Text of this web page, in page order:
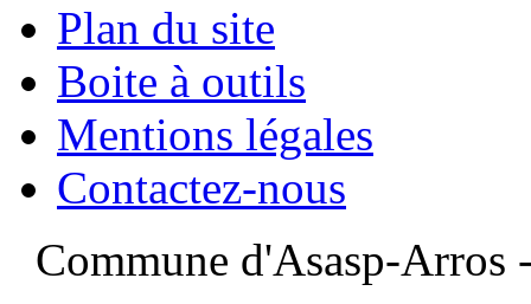
Plan du site
Boite à outils
Mentions légales
Contactez-nous
Commune d'Asasp-Arros